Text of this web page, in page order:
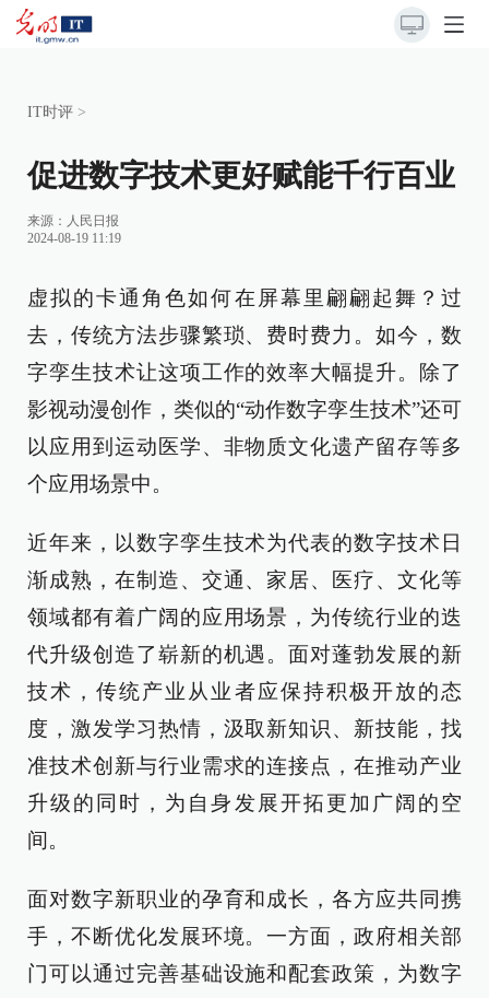
IT时评 >
促进数字技术更好赋能千行百业
来源： 人民日报
2024-08-19 11:19
虚拟的卡通角色如何在屏幕里翩翩起舞？过
去，传统方法步骤繁琐、费时费力。如今，数
字孪生技术让这项工作的效率大幅提升。除了
影视动漫创作，类似的“动作数字孪生技术”还可
以应用到运动医学、非物质文化遗产留存等多
个应用场景中。
近年来，以数字孪生技术为代表的数字技术日
渐成熟，在制造、交通、家居、医疗、文化等
领域都有着广阔的应用场景，为传统行业的迭
代升级创造了崭新的机遇。面对蓬勃发展的新
技术，传统产业从业者应保持积极开放的态
度，激发学习热情，汲取新知识、新技能，找
准技术创新与行业需求的连接点，在推动产业
升级的同时，为自身发展开拓更加广阔的空
间。
面对数字新职业的孕育和成长，各方应共同携
手，不断优化发展环境。一方面，政府相关部
门可以通过完善基础设施和配套政策，为数字